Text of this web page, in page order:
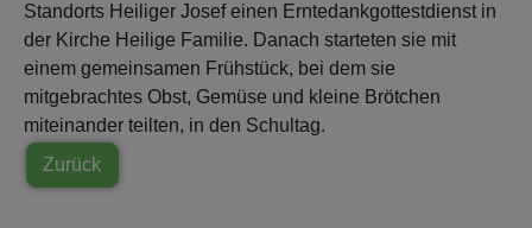
Standorts Heiliger Josef einen Erntedankgottestdienst in
der Kirche Heilige Familie. Danach starteten sie mit
einem gemeinsamen Frühstück, bei dem sie
mitgebrachtes Obst, Gemüse und kleine Brötchen
miteinander teilten, in den Schultag.
Zurück